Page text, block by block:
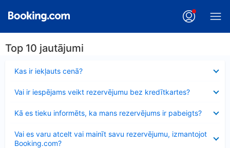
Top 10 jautājumi
Kas ir iekļauts cenā?
Vai ir iespējams veikt rezervējumu bez kredītkartes?
Kā es tieku informēts, ka mans rezervējums ir pabeigts?
Vai es varu atcelt vai mainīt savu rezervējumu, izmantojot
Booking.com?